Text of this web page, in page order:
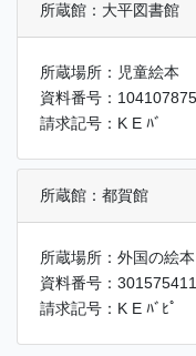
所蔵館：大平図書館
所蔵場所：児童絵本
資料番号：104107875
請求記号：K E ﾊﾞ
所蔵館：都賀館
所蔵場所：外国の絵本
資料番号：301575411
請求記号：K E ﾊﾞﾋﾟ